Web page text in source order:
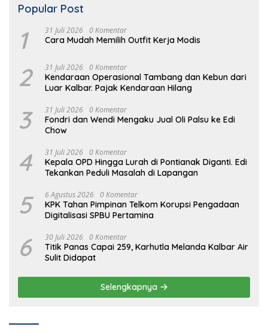
Popular Post
1 31 Juli 2026 0 Komentar
Cara Mudah Memilih Outfit Kerja Modis
2 31 Juli 2026 0 Komentar
Kendaraan Operasional Tambang dan Kebun dari
Luar Kalbar. Pajak Kendaraan Hilang
3 31 Juli 2026 0 Komentar
Fondri dan Wendi Mengaku Jual Oli Palsu ke Edi
Chow
4 31 Juli 2026 0 Komentar
Kepala OPD Hingga Lurah di Pontianak Diganti. Edi
Tekankan Peduli Masalah di Lapangan
5 6 Agustus 2026 0 Komentar
KPK Tahan Pimpinan Telkom Korupsi Pengadaan
Digitalisasi SPBU Pertamina
6 30 Juli 2026 0 Komentar
Titik Panas Capai 259, Karhutla Melanda Kalbar Air
Sulit Didapat
Selengkapnya